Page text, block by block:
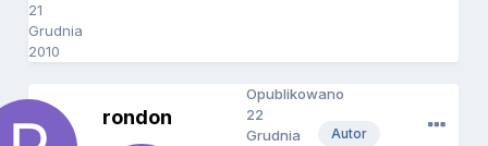
21
Grudnia
2010
rondon
Autor
Opublikowano
22
Grudnia